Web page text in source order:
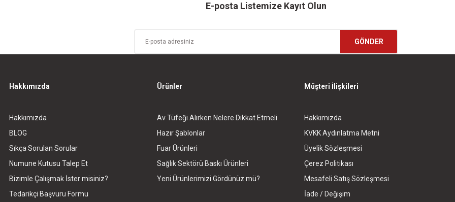
E-posta Listemize Kayıt Olun
GÖNDER
Hakkımızda
Hakkımızda
BLOG
Sıkça Sorulan Sorular
Numune Kutusu Talep Et
Bizimle Çalışmak İster misiniz?
Tedarikçi Başvuru Formu
Ürünler
Av Tüfeği Alırken Nelere Dikkat Etmeli
Hazır Şablonlar
Fuar Ürünleri
Sağlık Sektörü Baskı Ürünleri
Yeni Ürünlerimizi Gördünüz mü?
Müşteri İlişkileri
Hakkımızda
KVKK Aydınlatma Metni
Üyelik Sözleşmesi
Çerez Politikası
Mesafeli Satış Sözleşmesi
İade / Değişim